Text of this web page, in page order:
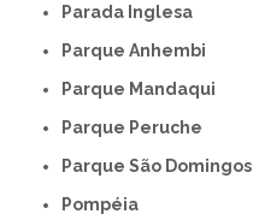
Parada Inglesa
Parque Anhembi
Parque Mandaqui
Parque Peruche
Parque São Domingos
Pompéia